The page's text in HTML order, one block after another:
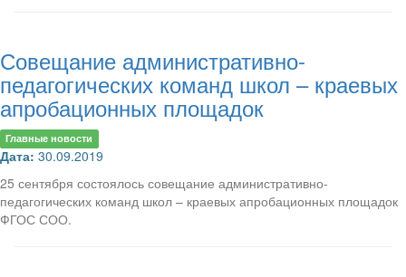
Совещание административно-
педагогических команд школ – краевых
апробационных площадок
Главные новости
Дата: 30.09.2019
25 сентября состоялось совещание административно-
педагогических команд школ – краевых апробационных площадок
ФГОС СОО.